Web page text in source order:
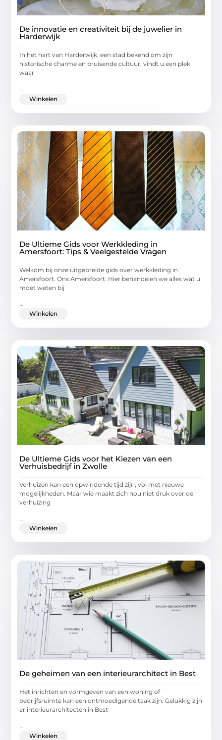
De innovatie en creativiteit bij de juwelier in
Harderwijk
In het hart van Harderwijk, een stad bekend om zijn
historische charme en bruisende cultuur, vindt u een plek
waar
Winkelen
De Ultieme Gids voor Werkkleding in
Amersfoort: Tips & Veelgestelde Vragen
Welkom bij onze uitgebreide gids over werkkleding in
Amersfoort. Ons Amersfoort. Hier behandelen we alles wat u
moet weten bij
Winkelen
De Ultieme Gids voor het Kiezen van een
Verhuisbedrijf in Zwolle
Verhuizen kan een opwindende tijd zijn, vol met nieuwe
mogelijkheden. Maar wie maakt zich nou niet druk over de
verhuizing
...
Winkelen
De geheimen van een interieurarchitect in Best
Het inrichten en vormgeven van een woning of
bedrijfsruimte kan een ontmoedigende taak zijn. Gelukkig zijn
er interieurarchitecten in Best
Winkelen